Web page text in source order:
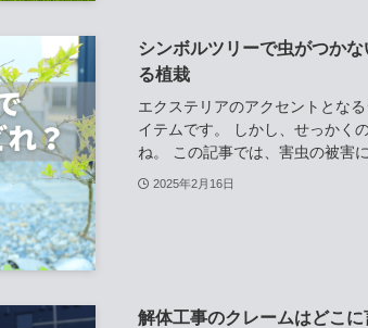
シンボルツリーで虫がつか
る植栽
エクステリアのアクセントとな
イテムです。 しかし、せっかく
ね。 この記事では、害虫の被害
2025年2月16日
解体工事のクレームはどこ